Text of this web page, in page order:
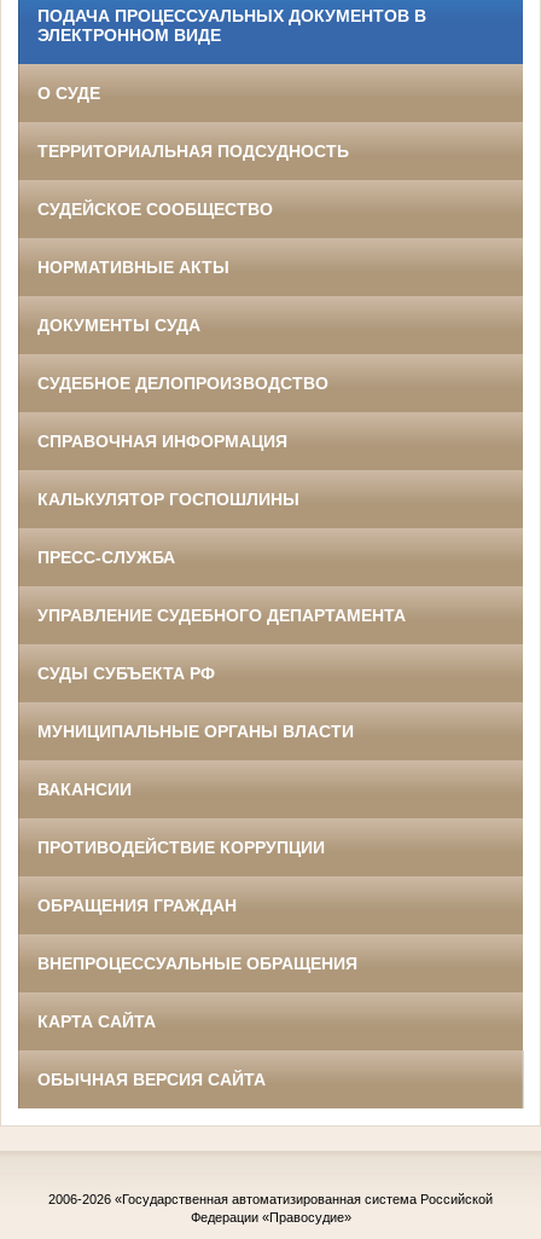
ПОДАЧА ПРОЦЕССУАЛЬНЫХ ДОКУМЕНТОВ В
ЭЛЕКТРОННОМ ВИДЕ
О СУДЕ
ТЕРРИТОРИАЛЬНАЯ ПОДСУДНОСТЬ
СУДЕЙСКОЕ СООБЩЕСТВО
НОРМАТИВНЫЕ АКТЫ
ДОКУМЕНТЫ СУДА
СУДЕБНОЕ ДЕЛОПРОИЗВОДСТВО
СПРАВОЧНАЯ ИНФОРМАЦИЯ
КАЛЬКУЛЯТОР ГОСПОШЛИНЫ
ПРЕСС-СЛУЖБА
УПРАВЛЕНИЕ СУДЕБНОГО ДЕПАРТАМЕНТА
СУДЫ СУБЪЕКТА РФ
МУНИЦИПАЛЬНЫЕ ОРГАНЫ ВЛАСТИ
ВАКАНСИИ
ПРОТИВОДЕЙСТВИЕ КОРРУПЦИИ
ОБРАЩЕНИЯ ГРАЖДАН
ВНЕПРОЦЕССУАЛЬНЫЕ ОБРАЩЕНИЯ
КАРТА САЙТА
ОБЫЧНАЯ ВЕРСИЯ САЙТА
2006-2026 «Государственная автоматизированная система Российской
Федерации «Правосудие»